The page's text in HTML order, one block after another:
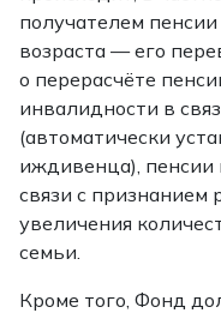
получателем
возраста — его
о перерасчёте
инвалидности в
(автоматически
иждивенца), пенсии
связи с признанием
увеличения
семьи.
Кроме того, Фонд